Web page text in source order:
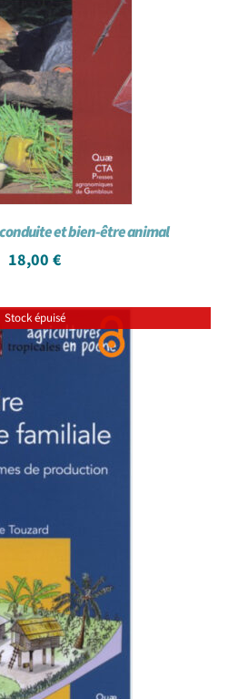
et bien-être animal
18,00 €
Stock épuisé